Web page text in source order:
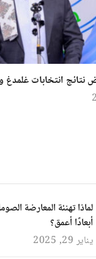
انتخابات غلمدغ
لماذا تهنئة المعارضة
أبعادًا أعمق؟
يناير 29, 2025